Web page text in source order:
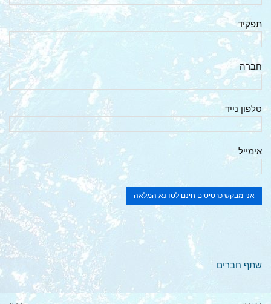
תפקיד
חברה
טלפון נייד
אימייל
שתף חברים